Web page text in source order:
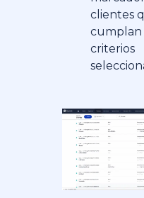
clientes
cumplan
criterios